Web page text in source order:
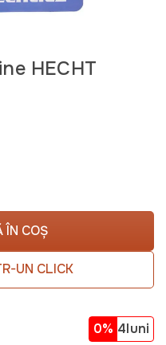
HECHT
ÎN COȘ
UN CLICK
0% 4luni